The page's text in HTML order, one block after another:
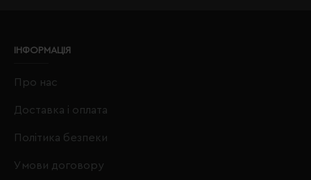
ІНФОРМАЦІЯ
Про нас
Доставка і оплата
Політика безпеки
Умови договору